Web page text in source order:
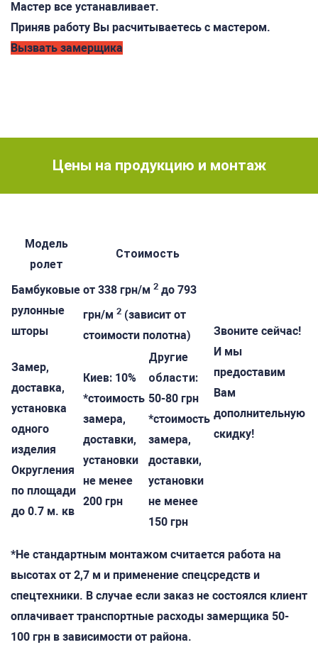
Мастер все устанавливает.
Приняв работу Вы расчитываетесь с мастером.
Вызвать замерщика
Цены на продукцию и монтаж
Модель
ролет
Стоимость
Звоните сейчас!
И мы
предоставим
Вам
дополнительную
скидку!
Бамбуковые
рулонные
шторы
от 338 грн/м 2 до 793
грн/м 2 (зависит от
стоимости полотна)
Замер,
доставка,
установка
одного
изделия
Округления
по площади
до 0.7 м. кв
Киев: 10%
*стоимость
замера,
доставки,
установки
не менее
200 грн
Другие
области:
50-80 грн
*стоимость
замера,
доставки,
установки
не менее
150 грн
*Не стандартным монтажом считается работа на
высотах от 2,7 м и применение спецсредств и
спецтехники. В случае если заказ не состоялся клиент
оплачивает транспортные расходы замерщика 50-
100 грн в зависимости от района.